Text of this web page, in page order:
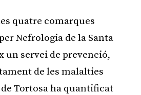
quatre comarques
Nefrologia de la Santa
un servei de prevenció,
de les malalties
de Tortosa ha quantificat